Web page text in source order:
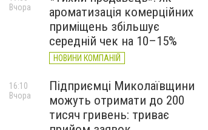
ароматизація комерційних
приміщень збільшує
середній чек на 10–15%
НОВИНИ КОМПАНІЙ
Вчора
Підприємці Миколаївщини
можуть отримати до 200
тисяч гривень: триває
16:10
Вчора